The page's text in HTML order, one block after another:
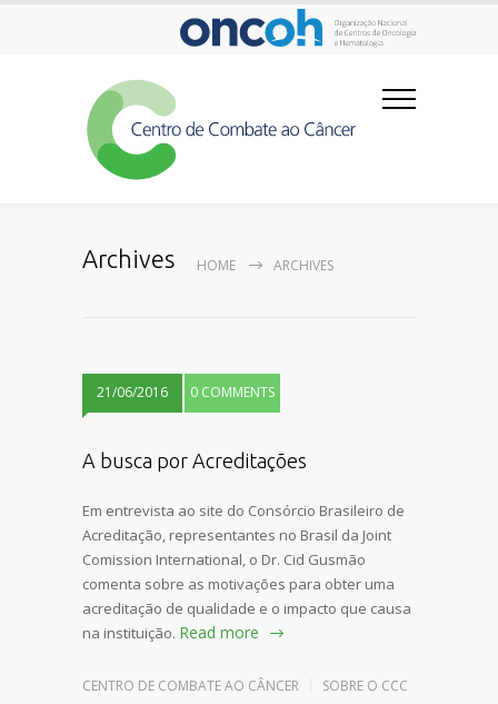
Archives HOME ARCHIVES
21/06/2016 0 COMMENTS
A busca por Acreditações
Em entrevista ao site do Consórcio Brasileiro de
Acreditação, representantes no Brasil da Joint
Comission International, o Dr. Cid Gusmão
comenta sobre as motivações para obter uma
acreditação de qualidade e o impacto que causa
na instituição. Read more
CENTRO DE COMBATE AO CÂNCER SOBRE O CCC